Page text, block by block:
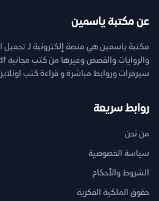
عن مكتبة ياسمين
مكتبة ياسمين هي منصة إلكترونية لـ تحميل
سيرفرات وروابط مباشرة و قراءة كتب
روابط سريعة
من نحن
سياسة الخصوصية
الشروط والأحكام
حقوق الملكية الفكرية